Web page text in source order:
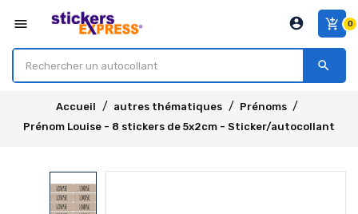
menu add_shopping_cart 0
account_circle
search
Accueil autres thématiques
Prénoms
Prénom Louise - 8 stickers de 5x2cm - Sticker/autocollant